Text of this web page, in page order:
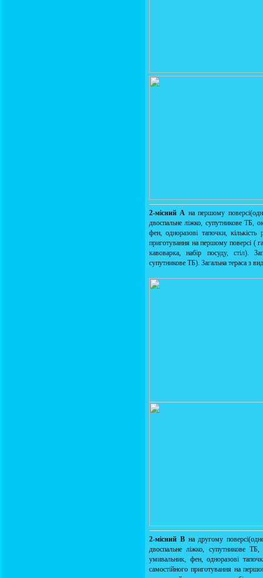
2-місний А на першому
двоспальне ліжко, супутникове ТБ,
фен, одноразові тапочки,
приготування на першому поверсі (
кавоварка, набір посуду, стіл).
супутникове ТБ). Загальна тераса з
2-місний Вна другому
двоспальне ліжко, супутникове
умивальник, фен, одноразові
самостійного приготування на